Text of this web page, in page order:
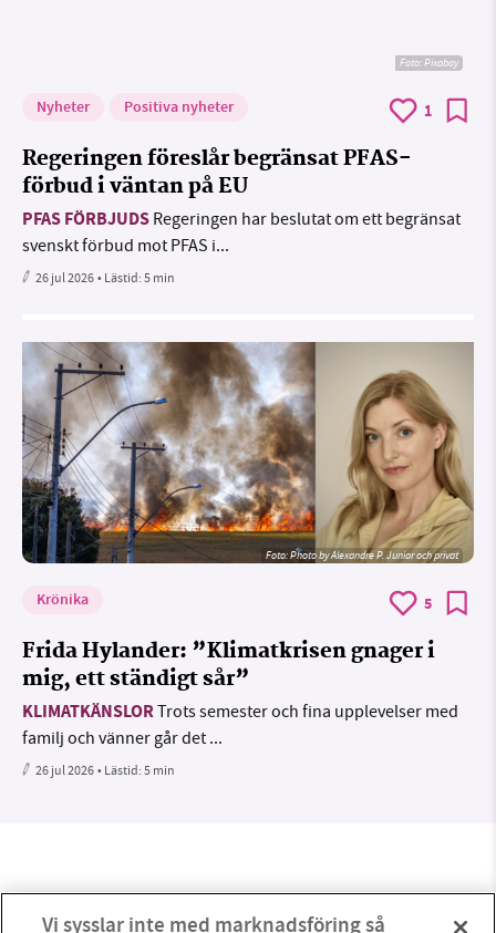
Foto:Pixabay
Nyheter Positiva nyheter 1
Regeringen föreslår begränsat PFAS-
förbud i väntan på EU
PFAS FÖRBJUDS Regeringen har beslutat om ett begränsat
svenskt förbud mot PFAS i...
26 jul 2026• Lästid:5 min
Foto:Photo by Alexandre P. Junior och privat
Krönika 5
Frida Hylander: ”Klimatkrisen gnager i
mig, ett ständigt sår”
KLIMATKÄNSLORTrots semester och fina upplevelser med
familj och vänner går det ...
26 jul 2026• Lästid:5 min